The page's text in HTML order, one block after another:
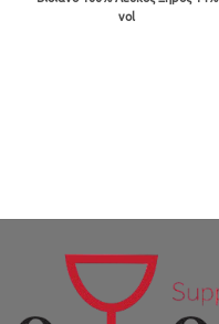
€19.53
vol